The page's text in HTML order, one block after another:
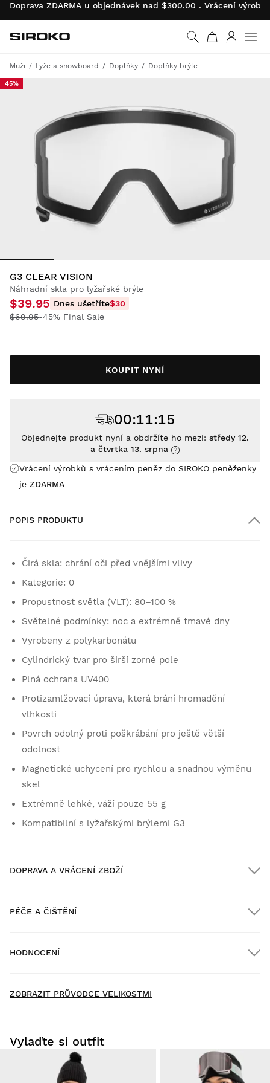
Doprava ZDARMA u objednávek nad $300.00 . Vrácení
Vrátit se na úvodní
Siroko.com
Muži Lyže a snowboard Doplňky Doplňky brýle
45%
G3 CLEAR VISION
Náhradní skla pro lyžařské brýle
$39.95 Dnes ušetříte$30
$69.95-45% Final Sale
KOUPIT NYNÍ
Vrácení výrobků s vrácením peněz do SIROKO peněženky
je ZDARMA
00:11:15
Objednejte produkt nyní a obdržíte ho mezi: středy 12.
a čtvrtka 13. srpna
POPIS PRODUKTU
Čirá skla: chrání oči před vnějšími vlivy
Kategorie: 0
Propustnost světla (VLT): 80–100 %
Světelné podmínky: noc a extrémně tmavé dny
Vyrobeny z polykarbonátu
Cylindrický tvar pro širší zorné pole
Plná ochrana UV400
Protizamlžovací úprava, která brání hromadění
vlhkosti
Povrch odolný proti poškrábání pro ještě větší
odolnost
Magnetické uchycení pro rychlou a snadnou výměnu
skel
Extrémně lehké, váží pouze 55 g
Kompatibilní s lyžařskými brýlemi G3
DOPRAVA A VRÁCENÍ ZBOŽÍ
Doručení domů nad $300.00
Vyzkoušejte si naše produkty v pohodlí domova. Na vrácení
zboží máte 30 dní od doručení.
PÉČE A ČIŠTĚNÍ
HODNOCENÍ
ZOBRAZIT PRŮVODCE VELIKOSTMI
Vylaďte si outfit